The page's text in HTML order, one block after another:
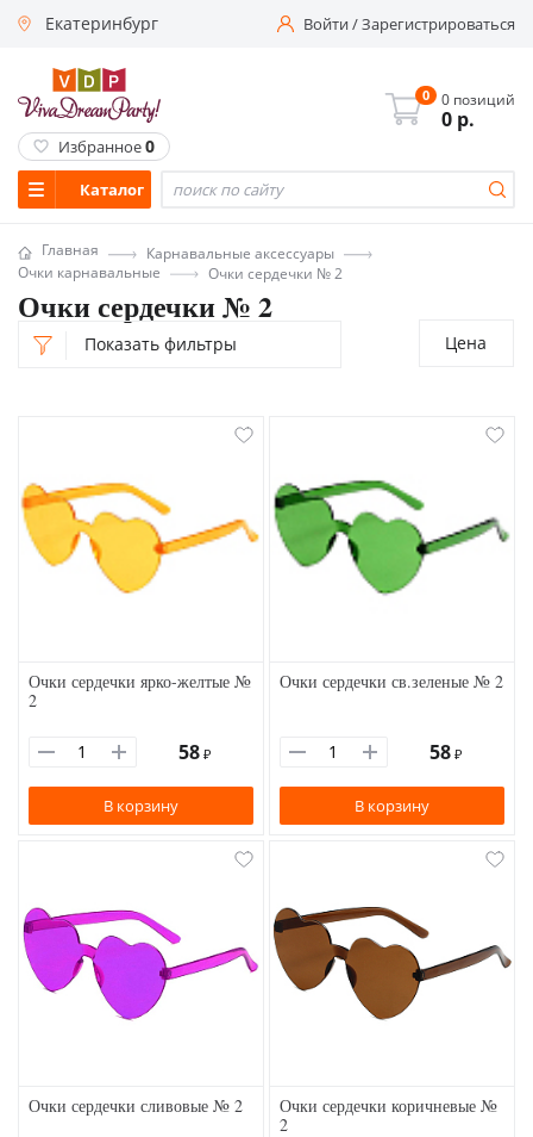
Екатеринбург Войти/Зарегистрироваться
Каталог
0 0 позиций
0 р.
Избранное0
Главная
Карнавальные аксессуары
Очки карнавальные
Очки сердечки № 2
Очки сердечки № 2
Показать фильтры Цена
Очки сердечки ярко-желтые №
2
58 ₽
В корзину
Очки сердечки св.зеленые № 2
58 ₽
В корзину
Очки сердечки сливовые № 2
Очки сердечки коричневые №
2